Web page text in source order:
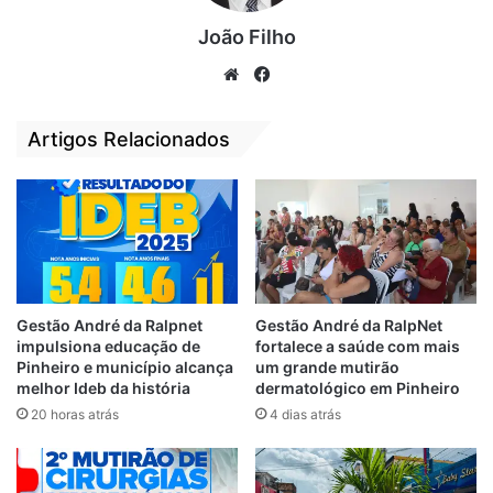
espalharam da Grande Fortaleza para o
interior. Houve ataques a prédios públicos,
como a prefeitura de Maracanaú, na região
de 40 veículos – carros, ônibus, caminhões
e até trator – foram queimados. Os
bandidos têm usado galões de combustível
e coquetéis molotov para cometer os
crimes.
João Filho
We
Artigos Relacionados
Gestão André da Ralpnet
impulsiona educação de
Pinheiro e município alcança
melhor Ideb da história
20 horas atrás
Gestão André da RalpNet
fortalece a saúde com mais
um grande mutirão
dermatológico em Pinheiro
4 dias atrás